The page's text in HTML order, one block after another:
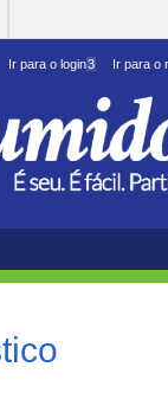
Ir para o login3 Ir para o